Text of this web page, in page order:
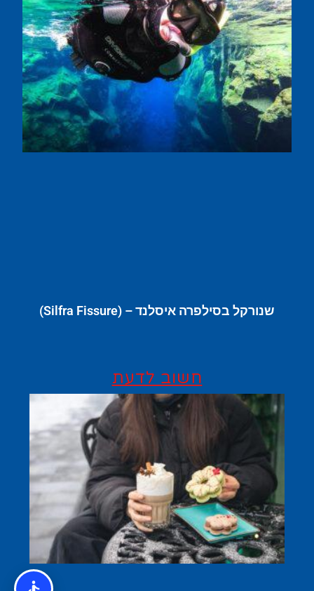
שנורקל בסילפרה איסלנד – (Silfra Fissure)
חשוב לדעת